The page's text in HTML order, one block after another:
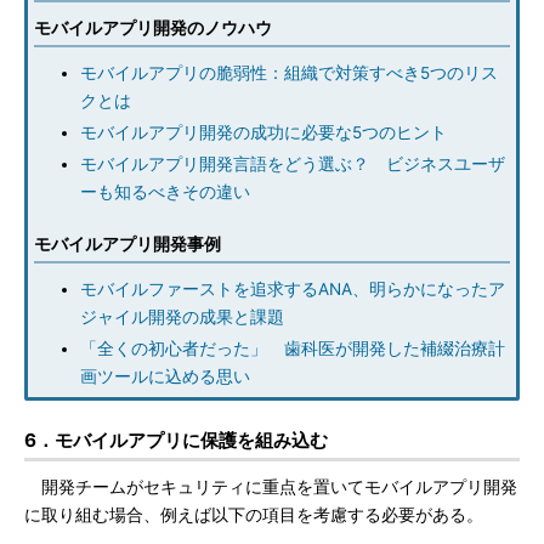
モバイルアプリ開発のノウハウ
モバイルアプリの脆弱性：組織で対策すべき5つのリス
クとは
モバイルアプリ開発の成功に必要な5つのヒント
モバイルアプリ開発言語をどう選ぶ？ ビジネスユーザ
ーも知るべきその違い
モバイルアプリ開発事例
モバイルファーストを追求するANA、明らかになったア
ジャイル開発の成果と課題
「全くの初心者だった」 歯科医が開発した補綴治療計
画ツールに込める思い
6．モバイルアプリに保護を組み込む
開発チームがセキュリティに重点を置いてモバイルアプリ開発
に取り組む場合、例えば以下の項目を考慮する必要がある。